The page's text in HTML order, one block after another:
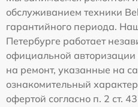
обслуживанием техники
гарантийного периода.
Петербурге работает
официальной
на ремонт, указанные на
ознакомительный
офертой согласно п. 2 ст.